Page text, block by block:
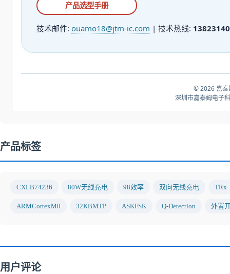
产品选型手册
技术邮件: ouamo18@jtm-ic.com | 技术热线:
© 2026 嘉泰
深圳市嘉泰姆电子
产品标签
CXLB74236 80W无线充电 98效率 双向无线充电 TRx
ARMCortexM0 32KBMTP ASKFSK Q-Detection 外置
用户评论